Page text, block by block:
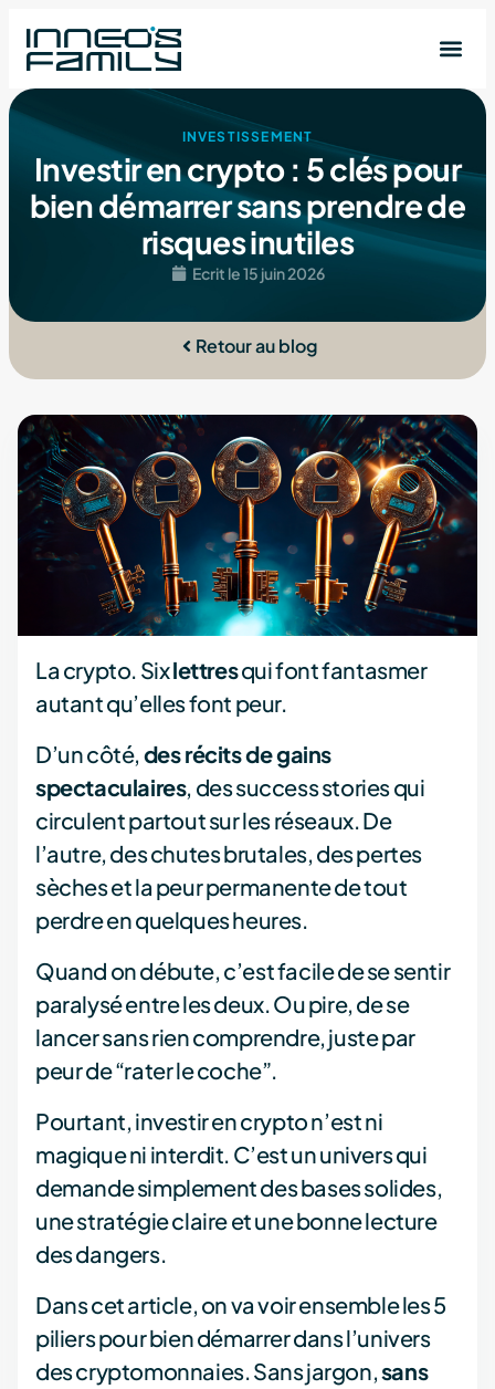
INVESTISSEMENT
Investir en crypto : 5 clés pour
bien démarrer sans prendre de
risques inutiles
Ecrit le15 juin 2026
Retour au blog
La crypto. Sixlettresqui font fantasmer
autant qu’elles font peur.
D’un côté,des récits de gains
spectaculaires, des success stories qui
circulent partout sur les réseaux. De
l’autre, des chutes brutales, des pertes
sèches et la peur permanente de tout
perdre en quelques heures.
Quand on débute, c’est facile de se sentir
paralysé entre les deux. Ou pire, de se
lancer sans rien comprendre, juste par
peur de “rater le coche”.
Pourtant, investir en crypto n’est ni
magique ni interdit. C’est un univers qui
demande simplement des bases solides,
une stratégie claire et une bonne lecture
des dangers.
Dans cet article, on va voir ensemble les 5
piliers pour bien démarrer dans l’univers
des cryptomonnaies. Sans jargon,sans